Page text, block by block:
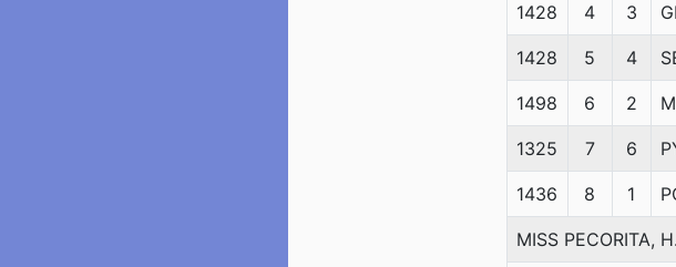
1428 4 3
1428 5 4
1498 6 2
1325 7 6
1436 8 1
MISS PECORITA,